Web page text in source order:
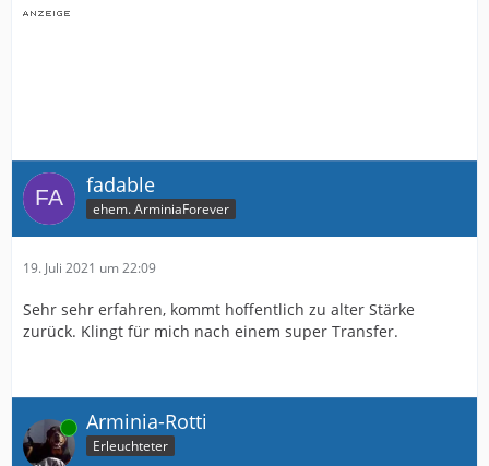
fadable
ehem. ArminiaForever
19. Juli 2021 um 22:09
Sehr sehr erfahren, kommt hoffentlich zu alter Stärke
zurück. Klingt für mich nach einem super Transfer.
Online Arminia-Rotti
Erleuchteter